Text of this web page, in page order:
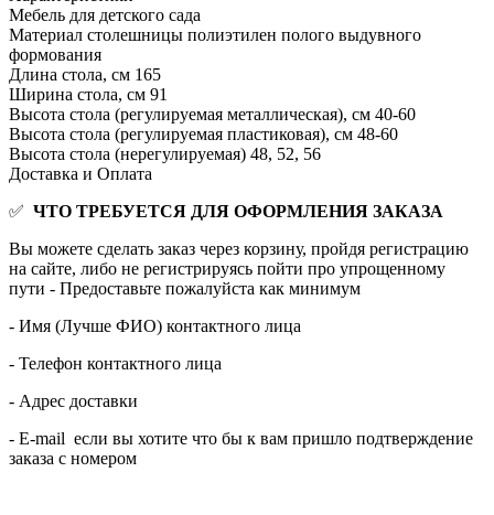
Мебель для детского сада
Материал столешницы полиэтилен полого выдувного
формования
Длина стола, см 165
Ширина стола, см 91
Высота стола (регулируемая металлическая), см 40-60
Высота стола (регулируемая пластиковая), см 48-60
Высота стола (нерегулируемая) 48, 52, 56
Доставка и Оплата
✅ ЧТО ТРЕБУЕТСЯ ДЛЯ ОФОРМЛЕНИЯ ЗАКАЗА
Вы можете сделать заказ через корзину, пройдя регистрацию
на сайте, либо не регистрируясь пойти про упрощенному
пути - Предоставьте пожалуйста как минимум
- Имя (Лучше ФИО) контактного лица
- Телефон контактного лица
- Адрес доставки
- E-mail если вы хотите что бы к вам пришло подтверждение
заказа с номером